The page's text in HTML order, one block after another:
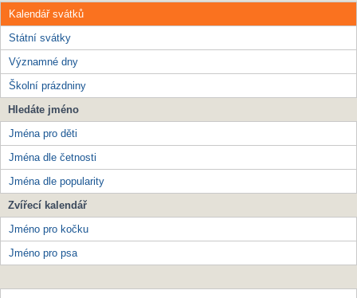
Kalendář svátků
Státní svátky
Významné dny
Školní prázdniny
Hledáte jméno
Jména pro děti
Jména dle četnosti
Jména dle popularity
Zvířecí kalendář
Jméno pro kočku
Jméno pro psa